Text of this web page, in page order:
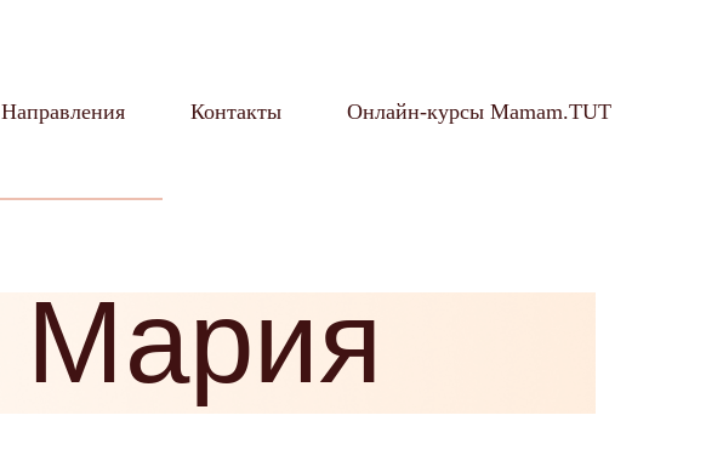
Направления Контакты Онлайн-курсы Mamam.TUT
Мария